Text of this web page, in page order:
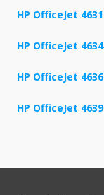
HP OfficeJet 4631
HP OfficeJet 4634
HP OfficeJet 4636
HP OfficeJet 4639